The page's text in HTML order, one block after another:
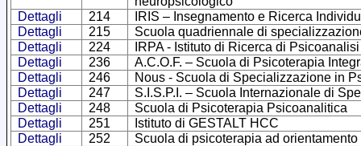
Dettagli
214
IRIS – Insegnamento e Ricerca
Dettagli
215
Scuola quadriennale di
Dettagli
224
IRPA - Istituto di Ricerca di
Dettagli
236
A.C.O.F. – Scuola di Psicoterapia
Dettagli
246
Nous - Scuola di Specializzazione in
Dettagli
247
S.I.S.P.I. – Scuola Internazionale di
Dettagli
248
Scuola di Psicoterapia Psicoanalitica
Dettagli
251
Istituto di GESTALT HCC
Dettagli
252
Scuola di psicoterapia ad